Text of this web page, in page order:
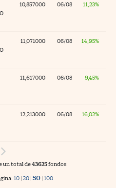
un total de43625fondos
10 | 20 | 50 | 100
10,857000 06/08 11,23%
11,071000 06/08 14,95%
11,617000 06/08 9,45%
12,213000 06/08 16,02%